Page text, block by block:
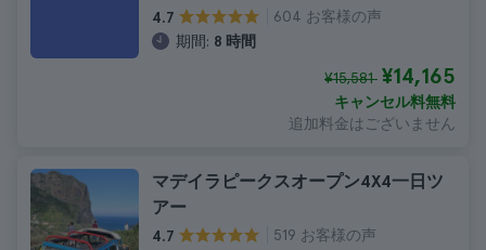
4.7
604 お客様の声
期間: 8 時間
¥15,581 ¥14,165
キャンセル料無料
追加料金はございません
マデイラピークスオープン4X4一日ツ
アー
4.7
519 お客様の声